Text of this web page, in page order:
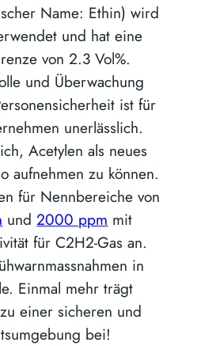
Name: Ethin) wird
und hat eine
von 2.3 Vol%.
und Überwachung
ist für
unerlässlich.
Acetylen als neues
aufnehmen zu können.
für Nennbereiche von
und2000 ppm mit
für C2H2-Gas an.
in
Einmal mehr trägt
einer sicheren und
bei!